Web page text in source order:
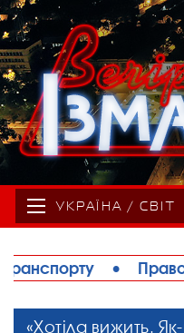
УКРАЇНА / СВІТ
запобігли теракту в
«Хотіла вижить.